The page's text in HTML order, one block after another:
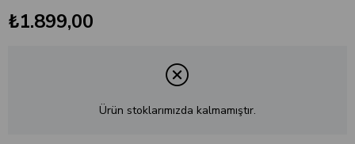
₺1.899,00
Ürün stoklarımızda kalmamıştır.